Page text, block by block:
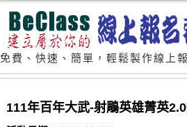
免費、快速、簡單，輕鬆製作線上
111年百年大武-射鵰英雄菁英